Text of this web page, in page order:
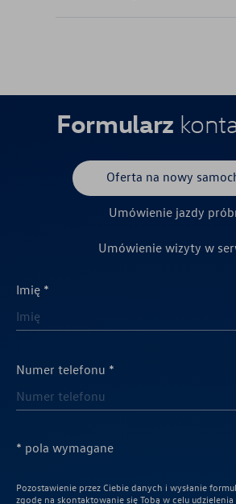
Formularz
Oferta na nowy
Umówienie jazdy
Umówienie wizyty w
Imię *
Numer telefonu *
* pola wymagane
Pozostawienie przez Ciebie danych i wysłanie
zgodę na skontaktowanie się Tobą w celu